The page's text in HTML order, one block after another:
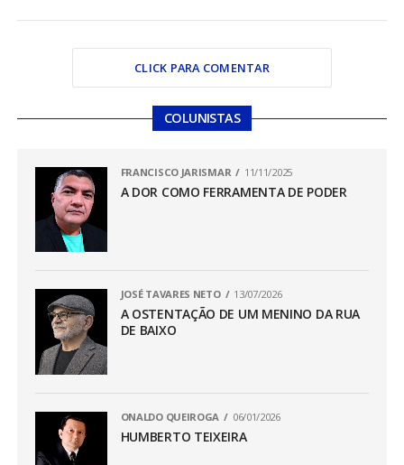
CLICK PARA COMENTAR
COLUNISTAS
FRANCISCO JARISMAR 11/11/2025
A DOR COMO FERRAMENTA DE PODER
JOSÉ TAVARES NETO 13/07/2026
A OSTENTAÇÃO DE UM MENINO DA RUA
DE BAIXO
ONALDO QUEIROGA 06/01/2026
HUMBERTO TEIXEIRA